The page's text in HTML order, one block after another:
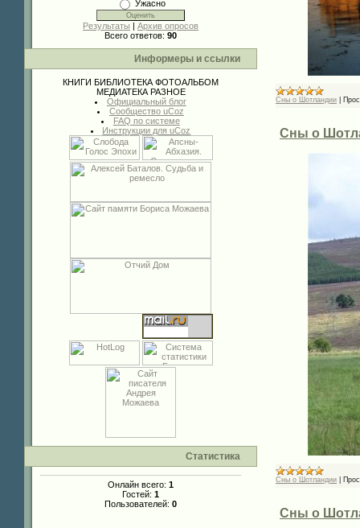
Ужасно
Результаты | Архив опросов
Всего ответов: 90
Информеры и ссылки
КНИГИ БИБЛИОТЕКА ФОТОАЛЬБОМ
МЕДИАТЕКА РАЗНОЕ
Официальный блог
Сообщество uCoz
FAQ по системе
Инструкции для uCoz
Статистика
Онлайн всего: 1
Гостей: 1
Пользователей: 0
Сны о Шотландии
Сны о
Сны о Шотландии
Сны о